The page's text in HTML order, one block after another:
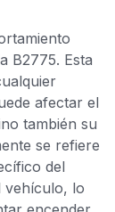
B2775. Esta
afectar el
también su
se refiere
del
vehículo, lo